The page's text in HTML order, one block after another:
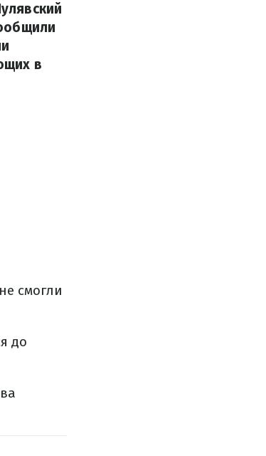
в
смогли
до